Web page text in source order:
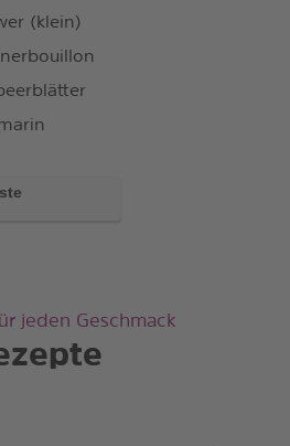
(klein)
jeden Geschmack